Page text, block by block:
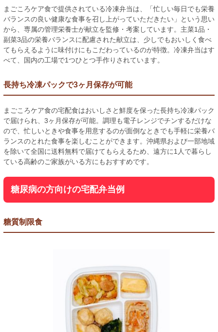
まごころケア食で提供されている冷凍弁当は、「忙しい毎日でも栄養
バランスの良い健康な食事を召し上がっていただきたい」という思い
から、専属の管理栄養士が献立を監修・考案しています。主菜1品・
副菜3品の栄養バランスに配慮された献立は、少しでもおいしく食べ
てもらえるように味付けにもこだわっているのが特徴。冷凍弁当はす
べて、国内の工場で1つひとつ手作りされています。
長持ち冷凍パックで3ヶ月保存が可能
まごころケア食の宅配食はおいしさと鮮度を保った長持ち冷凍パック
で届けられ、3ヶ月保存が可能。調理も電子レンジでチンするだけな
ので、忙しいときや食事を用意するのが面倒なときでも手軽に栄養バ
ランスのとれた食事を楽しむことができます。沖縄県および一部地域
を除いて全国に送料無料で届けてもらえるため、遠方に1人で暮らし
ている高齢のご家族がいる方にもおすすめです。
糖尿病の方向けの宅配弁当例
糖質制限食